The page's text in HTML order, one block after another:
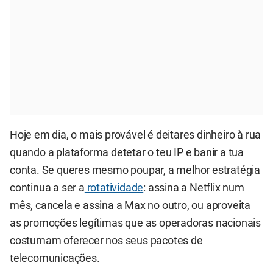
Hoje em dia, o mais provável é deitares dinheiro à rua
quando a plataforma detetar o teu IP e banir a tua
conta. Se queres mesmo poupar, a melhor estratégia
continua a ser a rotatividade: assina a Netflix num
mês, cancela e assina a Max no outro, ou aproveita
as promoções legítimas que as operadoras nacionais
costumam oferecer nos seus pacotes de
telecomunicações.